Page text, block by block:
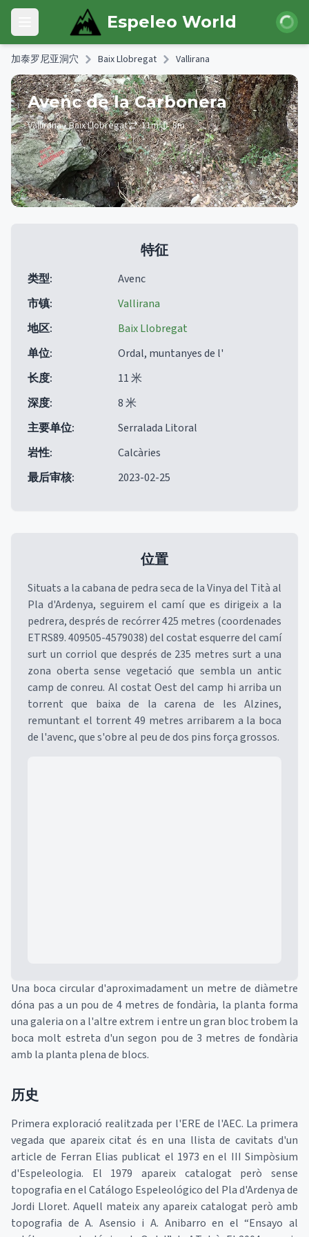
Skip to main content
Open main menu Espeleo World 登录
加泰罗尼亚洞穴 Baix Llobregat Vallirana
Avenc de la Carbonera
Vallirana• Baix Llobregat 11m 8m
特征
类型:
Avenc
市镇:
Vallirana
地区:
Baix Llobregat
单位:
Ordal, muntanyes de l'
长度:
11 米
深度:
8 米
主要单位:
Serralada Litoral
岩性:
Calcàries
最后审核: 2023-02-25
位置
Situats a la cabana de pedra seca de la Vinya del Tità al
Pla d'Ardenya, seguirem el camí que es dirigeix a la
pedrera, després de recórrer 425 metres (coordenades
ETRS89. 409505-4579038) del costat esquerre del camí
surt un corriol que després de 235 metres surt a una
zona oberta sense vegetació que sembla un antic
camp de conreu. Al costat Oest del camp hi arriba un
torrent que baixa de la carena de les Alzines,
remuntant el torrent 49 metres arribarem a la boca
de l'avenc, que s'obre al peu de dos pins força grossos.
Una boca circular d'aproximadament un metre de diàmetre
dóna pas a un pou de 4 metres de fondària, la planta forma
una galeria on a l'altre extrem i entre un gran bloc trobem la
boca molt estreta d'un segon pou de 3 metres de fondària
amb la planta plena de blocs.
历史
Primera exploració realitzada per l'ERE de l'AEC. La primera
vegada que apareix citat és en una llista de cavitats d'un
article de Ferran Elias publicat el 1973 en el III Simpòsium
d'Espeleologia. El 1979 apareix catalogat però sense
topografia en el Catálogo Espeleológico del Pla d'Ardenya de
Jordi Lloret. Aquell mateix any apareix catalogat però amb
topografia de A. Asensio i A. Anibarro en el “Ensayo al